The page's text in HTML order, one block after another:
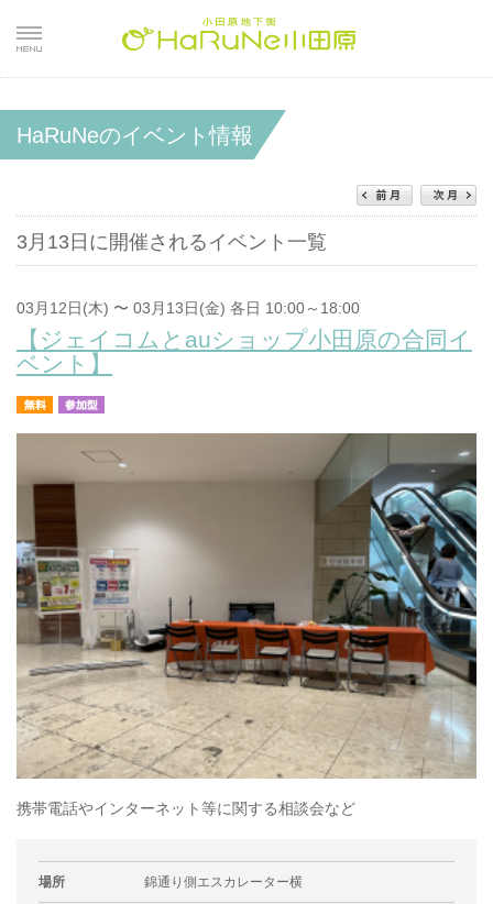
HaRuNeのイベント情報
3月13日に開催されるイベント一覧
03月12日(木) 〜 03月13日(金) 各日 10:00～18:00
【ジェイコムとauショップ小田原の合同イ
ベント】
携帯電話やインターネット等に関する相談会など
場所 錦通り側エスカレーター横